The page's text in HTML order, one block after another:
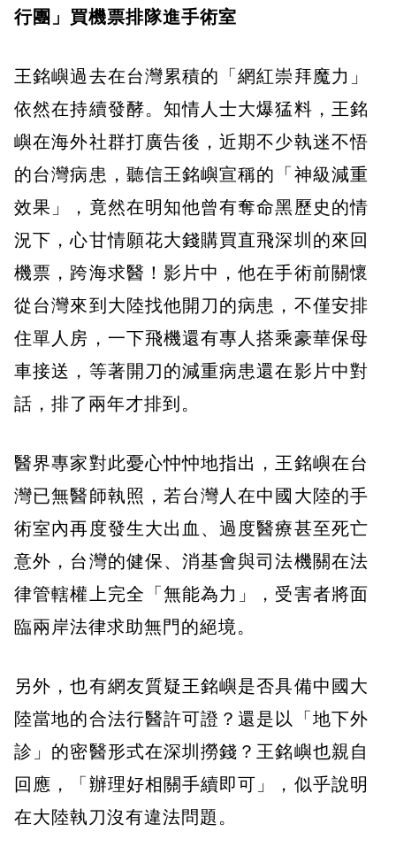
行團」買機票排隊進手術室
王銘嶼過去在台灣累積的「網紅崇拜魔力」
依然在持續發酵。知情人士大爆猛料，王銘
嶼在海外社群打廣告後，近期不少執迷不悟
的台灣病患，聽信王銘嶼宣稱的「神級減重
效果」，竟然在明知他曾有奪命黑歷史的情
況下，心甘情願花大錢購買直飛深圳的來回
機票，跨海求醫！影片中，他在手術前關懷
從台灣來到大陸找他開刀的病患，不僅安排
住單人房，一下飛機還有專人搭乘豪華保母
車接送，等著開刀的減重病患還在影片中對
話，排了兩年才排到。
醫界專家對此憂心忡忡地指出，王銘嶼在台
灣已無醫師執照，若台灣人在中國大陸的手
術室內再度發生大出血、過度醫療甚至死亡
意外，台灣的健保、消基會與司法機關在法
律管轄權上完全「無能為力」，受害者將面
臨兩岸法律求助無門的絕境。
另外，也有網友質疑王銘嶼是否具備中國大
陸當地的合法行醫許可證？還是以「地下外
診」的密醫形式在深圳撈錢？王銘嶼也親自
回應，「辦理好相關手續即可」，似乎說明
在大陸執刀沒有違法問題。